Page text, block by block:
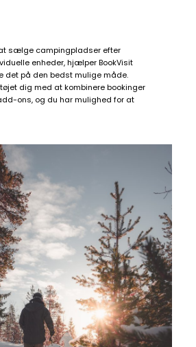
sælge campingpladser efter
enheder, hjælper BookVisit
det på den bedst mulige måde.
dig med at kombinere bookinger
ons, og du har mulighed for at